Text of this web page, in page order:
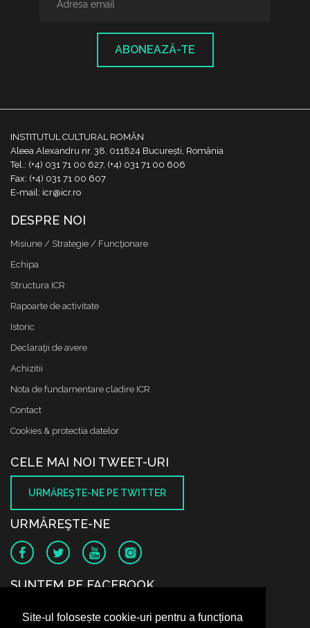
Site-ul folosește cookie-uri pentru a funcționa
ABONEAZĂ-TE
INSTITUTUL CULTURAL ROMÂN
Aleea Alexandru nr. 38, 011824 București, România
Tel.: (+4) 031 71 00 627, (+4) 031 71 00 606
Fax: (+4) 031 71 00 607
E-mail: icr@icr.ro
DESPRE NOI
Misiune / Strategie / Funcţionare
Echipa
Structura ICR
Rapoarte de activitate
Istoric
Declaraţii de avere
Achizitii
Nota de fundamentare cladire ICR
Contact
Cookies & protectia datelor
CELE MAI NOI TWEET-URI
URMĂREŞTE-NE PE TWITTER
URMĂREŞTE-NE
SUNTEM PE FACEBOOK